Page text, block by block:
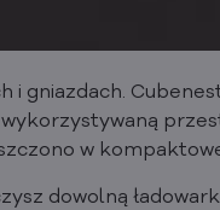
i gniazdach.
w
dowolną